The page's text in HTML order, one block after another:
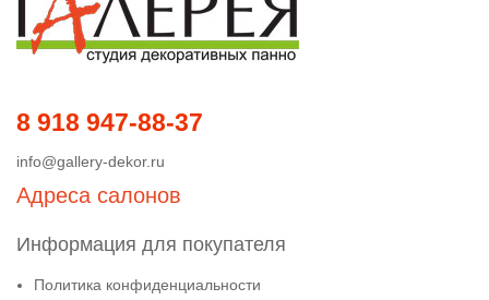
8 918 947-88-37
info@gallery-dekor.ru
Адреса салонов
Информация для покупателя
Политика конфиденциальности